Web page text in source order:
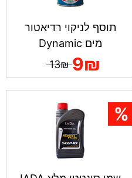
תוסף לניקוי רדיאטור
מים Dynamic
9₪
13₪